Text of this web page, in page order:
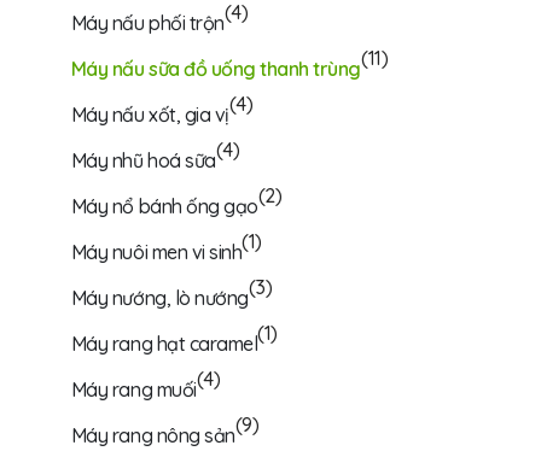
Máy nấu phối trộn(4)
Máy nấu sữa đồ uống thanh trùng(11)
Máy nấu xốt, gia vị(4)
Máy nhũ hoá sữa(4)
Máy nổ bánh ống gạo(2)
Máy nuôi men vi sinh(1)
Máy nướng, lò nướng(3)
Máy rang hạt caramel(1)
Máy rang muối(4)
Máy rang nông sản(9)